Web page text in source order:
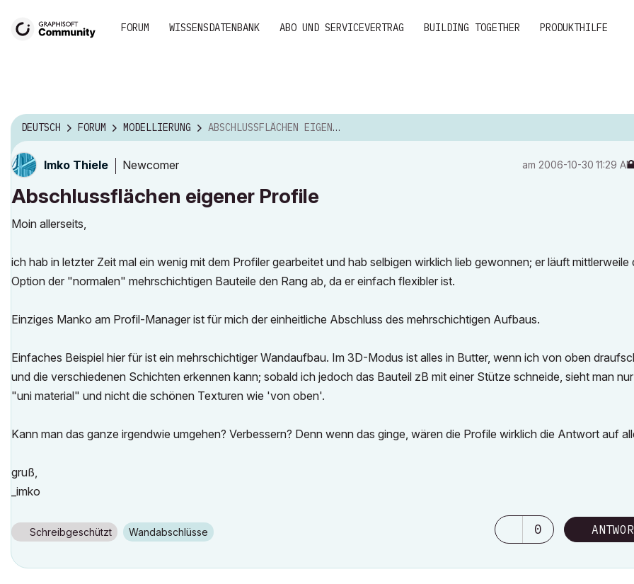
FORUM WISSENSDATENBANK ABO UND SERVICEVERTRAG BUILDING TOGETHER PRODUKTHILFE
DEUTSCH FORUM MODELLIERUNG ABSCHLUSSFLÄCHEN EIGENER PROFILE
Imko Thiele Newcomer am ‎2006-10-30 11:29 AM
Abschlussflächen eigener Profile
Moin allerseits,
ich hab in letzter Zeit mal ein wenig mit dem Profiler gearbeitet und hab selbigen wirklich lieb gewonnen; er läuft mittlerweile
Option der "normalen" mehrschichtigen Bauteile den Rang ab, da er einfach flexibler ist.
Einziges Manko am Profil-Manager ist für mich der einheitliche Abschluss des mehrschichtigen Aufbaus.
Einfaches Beispiel hier für ist ein mehrschichtiger Wandaufbau. Im 3D-Modus ist alles in Butter, wenn ich von oben
und die verschiedenen Schichten erkennen kann; sobald ich jedoch das Bauteil zB mit einer Stütze schneide, sieht man
"uni material" und nicht die schönen Texturen wie 'von oben'.
Kann man das ganze irgendwie umgehen? Verbessern? Denn wenn das ginge, wären die Profile wirklich die Antwort auf
gruß,
_imko
Schreibgeschützt Wandabschlüsse 0